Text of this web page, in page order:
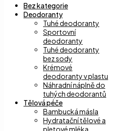
Bez kategorie
Deodoranty
Tuhé deodoranty
Sportovní
deodoranty
Tuhé deodoranty
bez sody
Krémové
deodoranty v plastu
Náhradní náplně do
tuhých deodorantů
Tělová péče
Bambucká másla
Hydratační tělové a
pletové mléka